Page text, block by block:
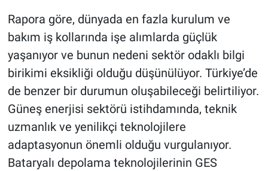
Rapora göre, dünyada en fazla kurulum ve
bakım iş kollarında işe alımlarda güçlük
yaşanıyor ve bunun nedeni sektör odaklı bilgi
birikimi eksikliği olduğu düşünülüyor. Türkiye’de
de benzer bir durumun oluşabileceği belirtiliyor.
Güneş enerjisi sektörü istihdamında, teknik
uzmanlık ve yenilikçi teknolojilere
adaptasyonun önemli olduğu vurgulanıyor.
Bataryalı depolama teknolojilerinin GES